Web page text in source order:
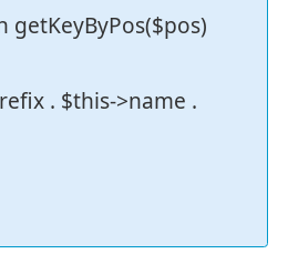
. $this->name .